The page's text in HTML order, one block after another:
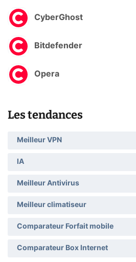
CyberGhost
Bitdefender
Opera
Les tendances
Meilleur VPN
IA
Meilleur Antivirus
Meilleur climatiseur
Comparateur Forfait mobile
Comparateur Box Internet